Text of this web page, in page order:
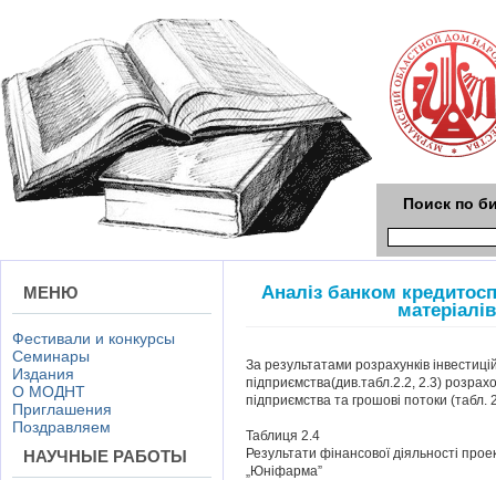
Поиск по
МЕНЮ
Фестивали и конкурсы
Семинары
Издания
О МОДНТ
Приглашения
Поздравляем
НАУЧНЫЕ РАБОТЫ
Аналіз банком
За результатами розрахунків
підприємства(див.табл.2.2, 2.3)
підприємства та грошові потоки (табл.
Таблиця 2.4
Результати фінансової діяльності
„Юніфарма”